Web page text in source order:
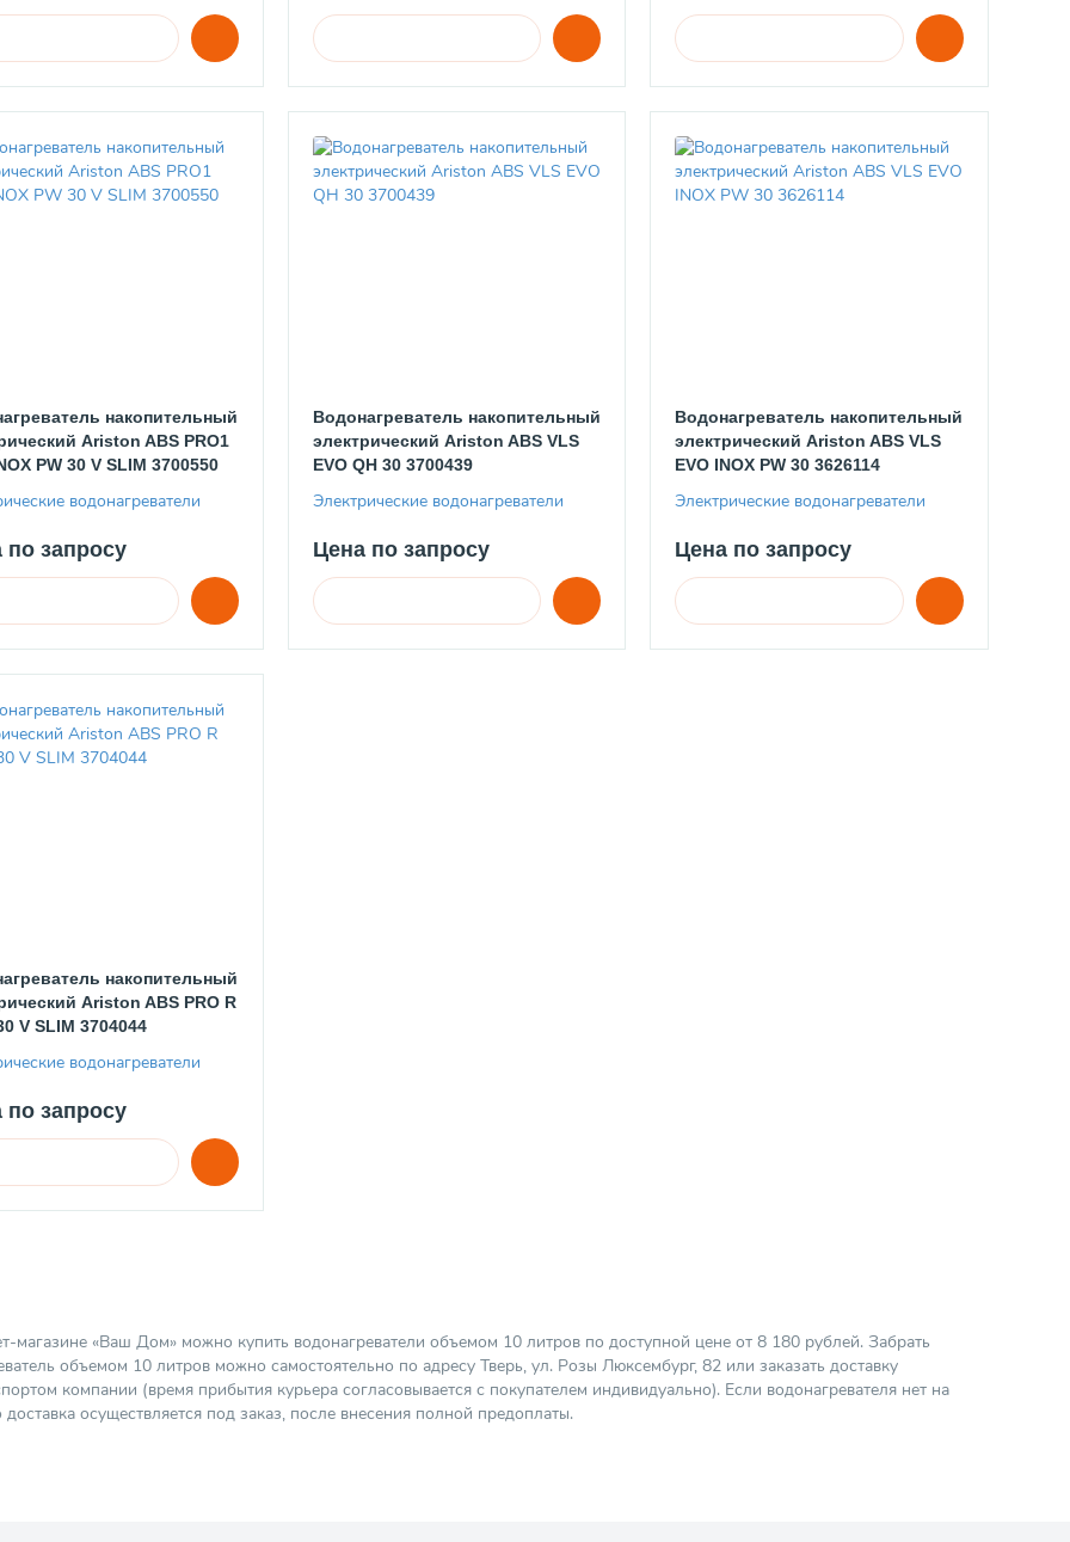
накопительный
Ariston ABS PRO1
PW 30 V SLIM 3700550
водонагреватели
по запросу
Водонагреватель накопительный
электрический Ariston ABS VLS
EVO QH 30 3700439
Электрические водонагреватели
Цена по запросу
Водонагреватель накопительный
электрический Ariston ABS VLS
EVO INOX PW 30 3626114
Электрические водонагреватели
Цена по запросу
накопительный
Ariston ABS PRO R
V SLIM 3704044
водонагреватели
по запросу
магазине «Ваш Дом» можно купить водонагреватели объемом 10 литров по доступной цене от 8 180 рублей. Забрать
объемом 10 литров можно самостоятельно по адресу Тверь, ул. Розы Люксембург, 82 или заказать доставку
компании (время прибытия курьера согласовывается с покупателем индивидуально). Если водонагревателя нет на
доставка осуществляется под заказ, после внесения полной предоплаты.